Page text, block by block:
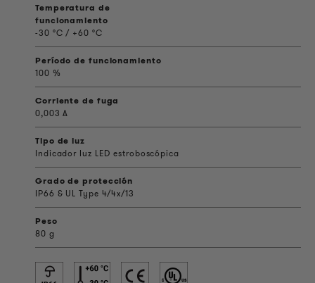
Temperatura de
funcionamiento
-30 °C / +60 °C
Período de funcionamiento
100 %
Corriente de fuga
0,003 A
Tipo de luz
Indicador luz LED estroboscópica
Grado de protección
IP66 & UL Type 4/4x/13
Peso
80 g